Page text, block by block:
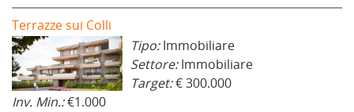
Terrazze sui Colli
Tipo:Immobiliare
Settore:Immobiliare
Target:€ 300.000
Inv. Min.:€1.000